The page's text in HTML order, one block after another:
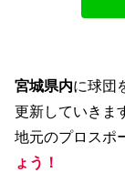
宮城県内に球団
更新していきま
地元のプロスポ
ょう！